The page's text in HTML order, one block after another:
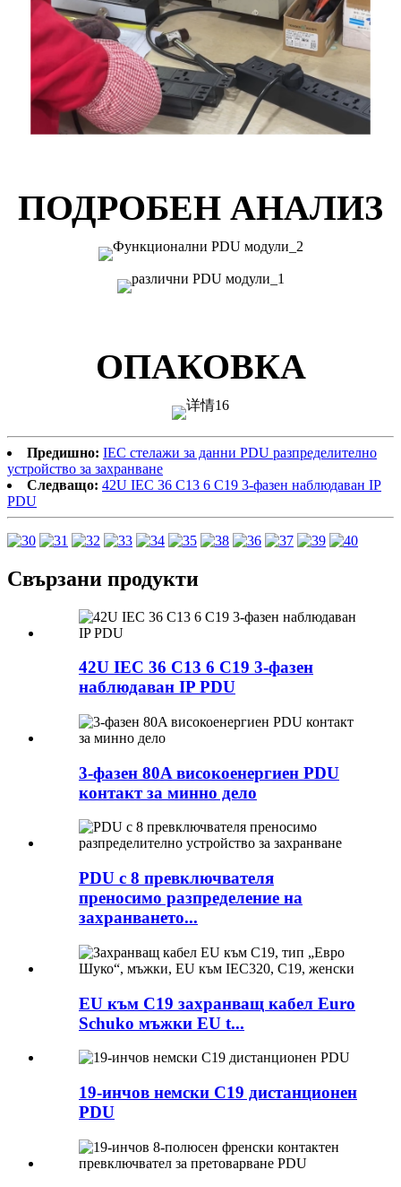
ПОДРОБЕН АНАЛИЗ
ОПАКОВКА
Предишно: IEC стелажи за данни PDU разпределително
устройство за захранване
Следващо: 42U IEC 36 C13 6 C19 3-фазен наблюдаван IP
PDU
Свързани продукти
42U IEC 36 C13 6 C19 3-фазен
наблюдаван IP PDU
3-фазен 80A високоенергиен PDU
контакт за минно дело
PDU с 8 превключвателя
преносимо разпределение на
захранването...
EU към C19 захранващ кабел Euro
Schuko мъжки EU t...
19-инчов немски C19 дистанционен
PDU